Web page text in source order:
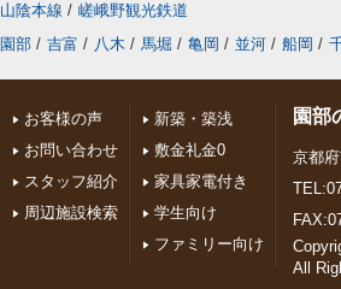
山陰本線 / 嵯峨野観光鉄道
園部 / 吉富 / 八木 / 馬堀 / 亀岡 / 並河 / 船岡 /
お客様の声
お問い合わせ
スタッフ紹介
周辺施設検索
新築・築浅
敷金礼金0
家具家電付き
学生向け
ファミリー向け
園部
京都
All